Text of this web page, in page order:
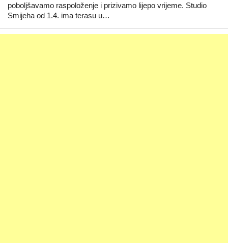
poboljšavamo raspoloženje i prizivamo lijepo vrijeme. Studio
Smijeha od 1.4. ima terasu u…